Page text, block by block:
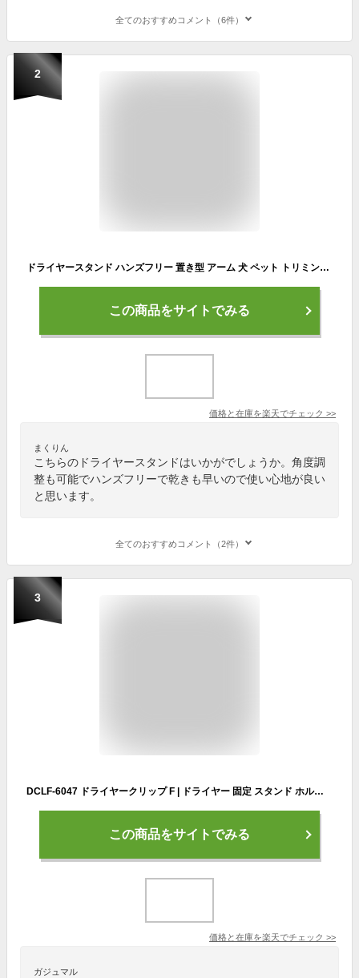
全てのおすすめコメント（6件）
2
ドライヤースタンド ハンズフリー 置き型 アーム 犬 ペット トリミング ドライヤーホルダー 卓上 スタンド式 固定スタンド
この商品をサイトでみる
価格と在庫を楽天でチェック >>
まくりん
こちらのドライヤースタンドはいかがでしょうか。角度調
整も可能でハンズフリーで乾きも早いので使い心地が良い
と思います。
全てのおすすめコメント（2件）
3
DCLF-6047 ドライヤークリップ F | ドライヤー 固定 スタンド ホルダー 収納 ドライヤー ハンズフリー スタンド ドライヤースタンド 速乾 部品 クリップ 時短 便利グッズ 子ども 介護 ペット ドライヤーホルダー ドライヤー アーム 立て
この商品をサイトでみる
価格と在庫を楽天でチェック >>
ガジュマル